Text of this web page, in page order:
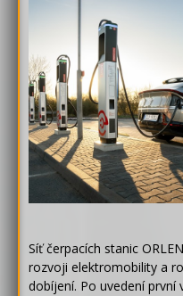
Síť čerpacích stanic
rozvoji elektromobility a
dobíjení. Po uvedení první